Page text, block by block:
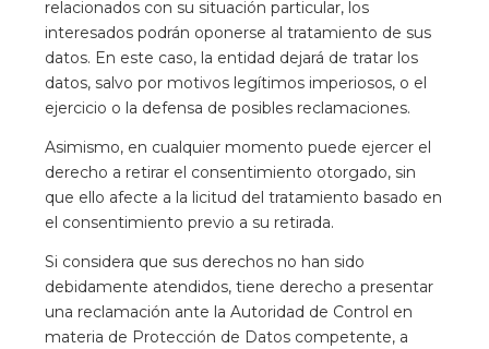
relacionados con su situación particular, los
interesados podrán oponerse al tratamiento de sus
datos. En este caso, la entidad dejará de tratar los
datos, salvo por motivos legítimos imperiosos, o el
ejercicio o la defensa de posibles reclamaciones.
Asimismo, en cualquier momento puede ejercer el
derecho a retirar el consentimiento otorgado, sin
que ello afecte a la licitud del tratamiento basado en
el consentimiento previo a su retirada.
Si considera que sus derechos no han sido
debidamente atendidos, tiene derecho a presentar
una reclamación ante la Autoridad de Control en
materia de Protección de Datos competente, a